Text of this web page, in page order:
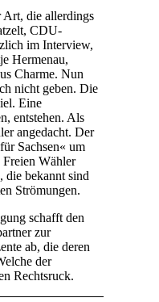
Art, die allerdings
CDU-
im Interview,
Hermenau,
Charme. Nun
nicht geben. Die
Eine
entstehen. Als
angedacht. Der
Sachsen« um
Wähler
die bekannt sind
Strömungen.
schafft den
zur
ab, die deren
der
Rechtsruck.